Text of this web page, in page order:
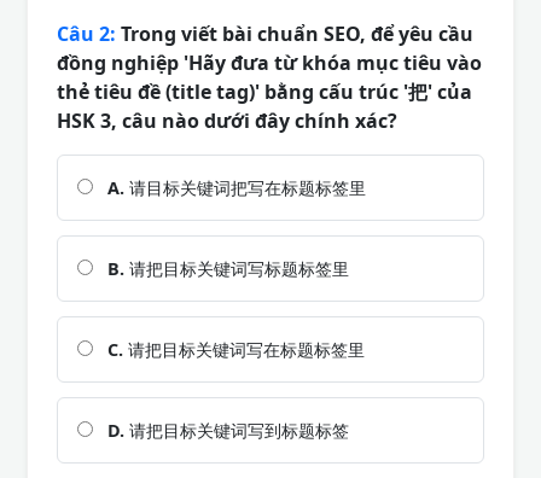
Câu 2: Trong viết bài chuẩn SEO, để yêu cầu
đồng nghiệp 'Hãy đưa từ khóa mục tiêu vào
thẻ tiêu đề (title tag)' bằng cấu trúc '把' của
HSK 3, câu nào dưới đây chính xác?
A. 请目标关键词把写在标题标签里
B. 请把目标关键词写标题标签里
C. 请把目标关键词写在标题标签里
D. 请把目标关键词写到标题标签